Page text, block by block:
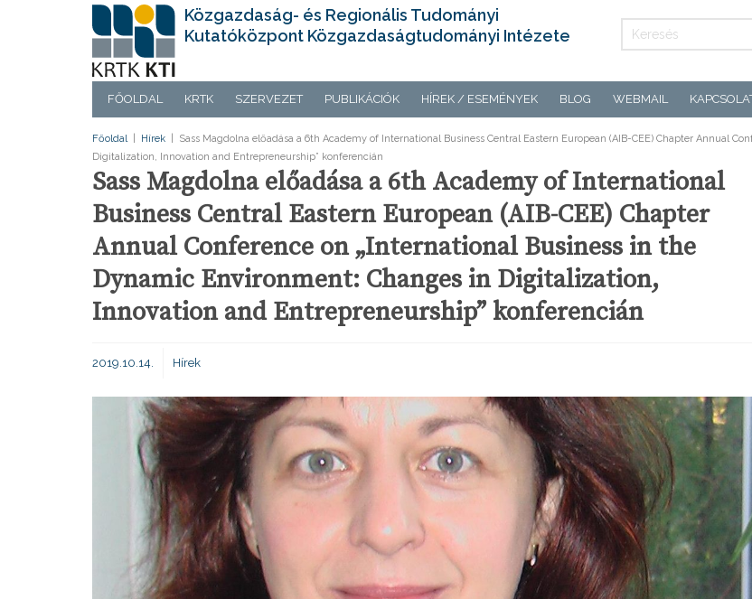
Közgazdaság- és Regionális Tudományi
Kutatóközpont Közgazdaságtudományi Intézete
FŐOLDAL KRTK SZERVEZET PUBLIKÁCIÓK HÍREK / ESEMÉNYEK BLOG WEBMAIL
Főoldal Hírek
Sass Magdolna előadása a 6th Academy of International Business Central Eastern European (AIB-CEE) Chapter Annual
Digitalization, Innovation and Entrepreneurship” konferencián
Sass Magdolna előadása a 6th Academy of International
Business Central Eastern European (AIB-CEE) Chapter
Annual Conference on „International Business in the
Dynamic Environment: Changes in Digitalization,
Innovation and Entrepreneurship” konferencián
2019.10.14. Hírek